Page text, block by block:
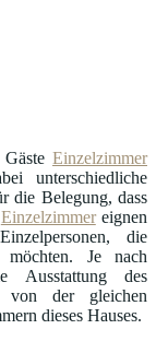
Einzelzimmer
unterschiedliche
die Belegung, dass
Einzelzimmereignen
die
möchten. Je nach
Ausstattung des
von der gleichen
dieses Hauses.